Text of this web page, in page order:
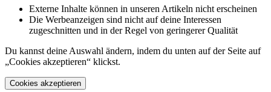
Externe Inhalte können in unseren Artikeln nicht erscheinen
Die Werbeanzeigen sind nicht auf deine Interessen
zugeschnitten und in der Regel von geringerer Qualität
Du kannst deine Auswahl ändern, indem du unten auf der Seite auf
„Cookies akzeptieren“ klickst.
Cookies akzeptieren